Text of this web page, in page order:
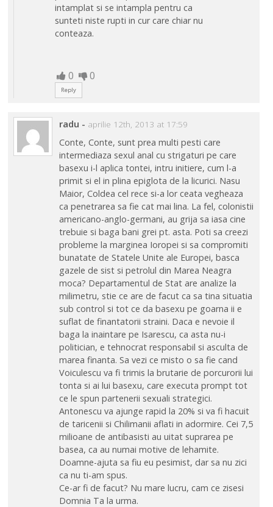
intamplat si se intampla pentru ca
sunteti niste rupti in cur care chiar nu
conteaza.
0 0
Reply
radu - aprilie 12th, 2013 at 17:59
Conte, Conte, sunt prea multi pesti care
intermediaza sexul anal cu strigaturi pe care
basexu i-l aplica tontei, intru initiere, cum l-a
primit si el in plina epiglota de la licurici. Nasu
Maior, Coldea cel rece si-a lor ceata vegheaza
ca penetrarea sa fie cat mai lina. La fel, colonistii
americano-anglo-germani, au grija sa iasa cine
trebuie si baga bani grei pt. asta. Poti sa creezi
probleme la marginea Ioropei si sa compromiti
bunatate de Statele Unite ale Europei, basca
gazele de sist si petrolul din Marea Neagra
moca? Departamentul de Stat are analize la
milimetru, stie ce are de facut ca sa tina situatia
sub control si tot ce da basexu pe goarna ii e
suflat de finantatorii straini. Daca e nevoie il
baga la inaintare pe Isarescu, ca asta nu-i
politician, e tehnocrat responsabil si asculta de
marea finanta. Sa vezi ce misto o sa fie cand
Voiculescu va fi trimis la brutarie de porcurorii lui
tonta si ai lui basexu, care executa prompt tot
ce le spun partenerii sexuali strategici.
Antonescu va ajunge rapid la 20% si va fi hacuit
de taricenii si Chilimanii aflati in adormire. Cei 7,5
milioane de antibasisti au uitat suprarea pe
basea, ca au numai motive de lehamite.
Doamne-ajuta sa fiu eu pesimist, dar sa nu zici
ca nu ti-am spus.
Ce-ar fi de facut? Nu mare lucru, cam ce zisesi
Domnia Ta la urma.